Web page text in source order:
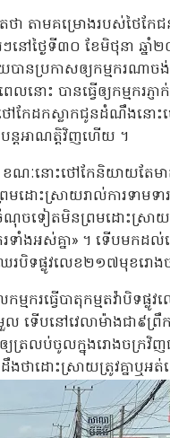
ថា តាមគម្រោងរបស់ថៃកែ
នៅថ្ងៃទី៣០ ខែមិថុនា ឆ្
ានប្រកាសឲ្យកម្មករណាច
ះ បានធ្វើឲ្យកម្មករភ្ញាក់ផ្
ែដកស្លាកជូនដំណឹងនោះច
ន្តអាណត្តិវិញហើយ ។
ណៈនោះថៅកែនិយាយតែមា
រមដោះស្រាយរាល់ការទាម
ទៀតមិនព្រមដោះស្រាយ
ករទាំងអស់គ្នា» ។ ទើបមក
របិទផ្លូវលេខ២១៧មុខរោង
មករធ្វើបាតុកម្មតវ៉ាបិទផ្លូ
ទើបនៅវេលាម៉ាងជា៩ព្រឹក
ករឲ្យត្រលប់ចូលក្នុងរោង
ដឹងថាដោះស្រាយត្រូវគ្នាឬ